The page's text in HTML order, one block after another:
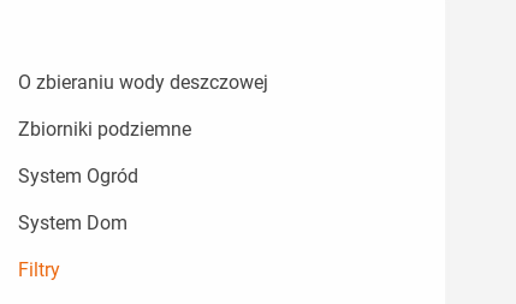
O zbieraniu wody deszczowej
Zbiorniki podziemne
System Ogród
System Dom
Filtry